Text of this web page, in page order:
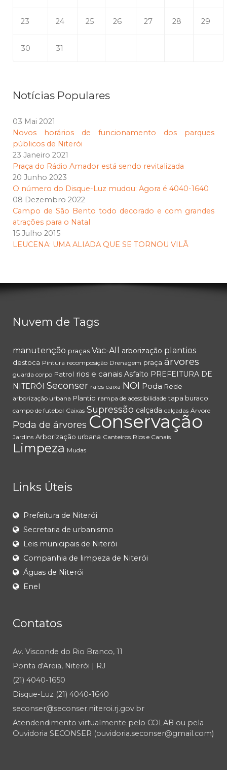
23 24 25 26 27 28 29
30 31
Notícias Populares
03 Mai 2021
Novos horários de funcionamento dos parques
públicos de Niterói
23 Janeiro 2021
Praça do Rádio Amador está sendo revitalizada
20 Junho 2023
O número do Disque-Luz mudou: Agora é 4040-1640
08 Dezembro 2022
Campo de São Bento todo decorado e com grandes
atrações para o Natal
15 Julho 2015
LEUCENA: UMA ALIADA QUE SE TORNOU VILÃ
Nuvem de Tags
manutenção praças Vac-All arborização plantios
destoca Pintura recomposição Drenagem praça árvores
guarda corpo Patrol rios e canais Asfalto PREFEITURA DE
NITERÓI Seconser ralos caixa NOI Poda Rede
arborização urbana Plantio rampa de acessibilidade tapa buraco
campo de futebol Caixas Supressão calçada calçadas Árvore
Poda de árvores Conservação
Jardins Arborização urbana Canteiros Rios e Canais
Limpeza Mudas
Links Úteis
Prefeitura de Niterói
Secretaria de urbanismo
Leis municipais de Niterói
Companhia de limpeza de Niterói
Águas de Niterói
Enel
Contatos
Av. Visconde do Rio Branco, 11
Ponta d'Areia, Niterói | RJ
(21) 4040-1650
Disque-Luz (21) 4040-1640
seconser@seconser.niteroi.rj.gov.br
Atendendimento virtualmente pelo COLAB ou pela
Ouvidoria SECONSER (ouvidoria.seconser@gmail.com)